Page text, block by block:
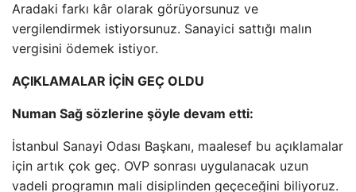
Aradaki farkı kâr olarak görüyorsunuz ve
vergilendirmek istiyorsunuz. Sanayici sattığı malın
vergisini ödemek istiyor.
AÇIKLAMALAR İÇİN GEÇ OLDU
Numan Sağ sözlerine şöyle devam etti:
İstanbul Sanayi Odası Başkanı, maalesef bu açıklamalar
için artık çok geç. OVP sonrası uygulanacak uzun
vadeli programın mali disiplinden geçeceğini biliyoruz.